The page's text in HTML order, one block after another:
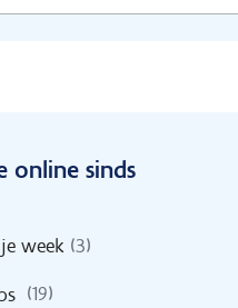
online sinds
week (3)
(19)